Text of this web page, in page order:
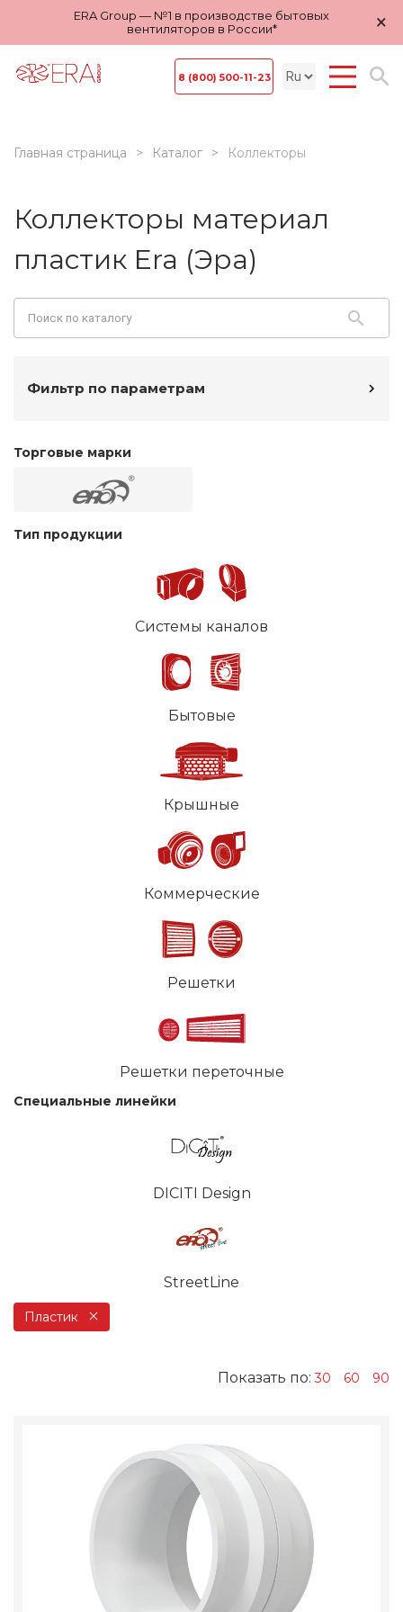
ERA Group — №1 в производстве бытовых
вентиляторов в России*
×
8 (800) 500-11-23
Главная страница Каталог Коллекторы
Коллекторы материал
пластик Era (Эра)
Фильтр по параметрам
Торговые марки
Тип продукции
Системы каналов
Бытовые
Крышные
Коммерческие
Решетки
Решетки переточные
Специальные линейки
DICITI Design
StreetLine
Пластик
Показать по:30 60 90